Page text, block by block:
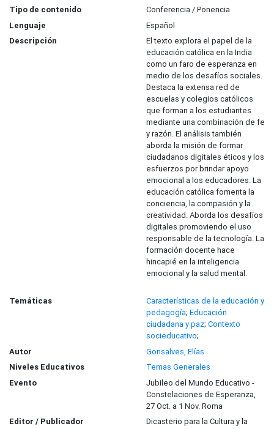
Tipo de contenido
Conferencia / Ponencia
Lenguaje
Español
Descripción
El texto explora el papel de la
educación católica en la India
como un faro de esperanza en
medio de los desafíos sociales.
Destaca la extensa red de
escuelas y colegios católicos
que forman a los estudiantes
mediante una combinación de fe
y razón. El análisis también
aborda la misión de formar
ciudadanos digitales éticos y los
esfuerzos por brindar apoyo
emocional a los educadores. La
educación católica fomenta la
conciencia, la compasión y la
creatividad. Aborda los desafíos
digitales promoviendo el uso
responsable de la tecnología. La
formación docente hace
hincapié en la inteligencia
emocional y la salud mental.
Temáticas
Características de la educación y
pedagogía; Educación
ciudadana y paz; Contexto
socieducativo;
Autor
Gonsalves, Elías
Niveles Educativos
Temas Generales
Evento
Jubileo del Mundo Educativo -
Constelaciones de Esperanza,
27 Oct. a 1 Nov. Roma
Editor / Publicador
Dicasterio para la Cultura y la